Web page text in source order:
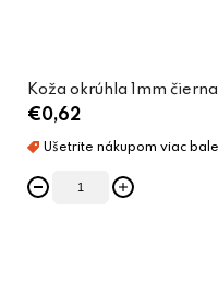
Koža okrúhla 1mm čierna
€0,62